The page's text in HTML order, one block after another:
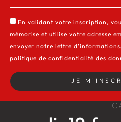
En validant votre inscription,
mémorise et utilise votre adresse
envoyer notre lettre
politique de confidentialité des
JE